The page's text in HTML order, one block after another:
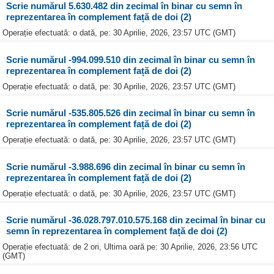
Scrie numărul 5.630.482 din zecimal în binar cu semn în
reprezentarea în complement față de doi (2)
Operație efectuată: o dată, pe: 30 Aprilie, 2026, 23:57 UTC (GMT)
Scrie numărul -994.099.510 din zecimal în binar cu semn în
reprezentarea în complement față de doi (2)
Operație efectuată: o dată, pe: 30 Aprilie, 2026, 23:57 UTC (GMT)
Scrie numărul -535.805.526 din zecimal în binar cu semn în
reprezentarea în complement față de doi (2)
Operație efectuată: o dată, pe: 30 Aprilie, 2026, 23:57 UTC (GMT)
Scrie numărul -3.988.696 din zecimal în binar cu semn în
reprezentarea în complement față de doi (2)
Operație efectuată: o dată, pe: 30 Aprilie, 2026, 23:57 UTC (GMT)
Scrie numărul -36.028.797.010.575.168 din zecimal în binar cu
semn în reprezentarea în complement față de doi (2)
Operație efectuată: de 2 ori, Ultima oară pe: 30 Aprilie, 2026, 23:56 UTC
(GMT)